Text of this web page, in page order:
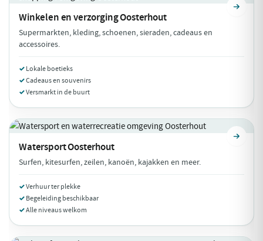
Winkelen en verzorgingOosterhout
Supermarkten, kleding, schoenen, sieraden, cadeaus en
accessoires.
Lokale boetieks
Cadeaus en souvenirs
Versmarkt in de buurt
WatersportOosterhout
Surfen, kitesurfen, zeilen, kanoën, kajakken en meer.
Verhuur ter plekke
Begeleiding beschikbaar
Alle niveaus welkom